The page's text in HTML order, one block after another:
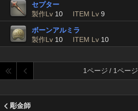
セプター
製作Lv 10 ITEM Lv 9
ボーンアルミラ
製作Lv 10 ITEM Lv 10
1ページ / 1ページ
彫金師